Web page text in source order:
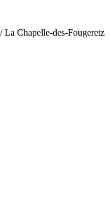
/ La Chapelle-des-Fougeretz